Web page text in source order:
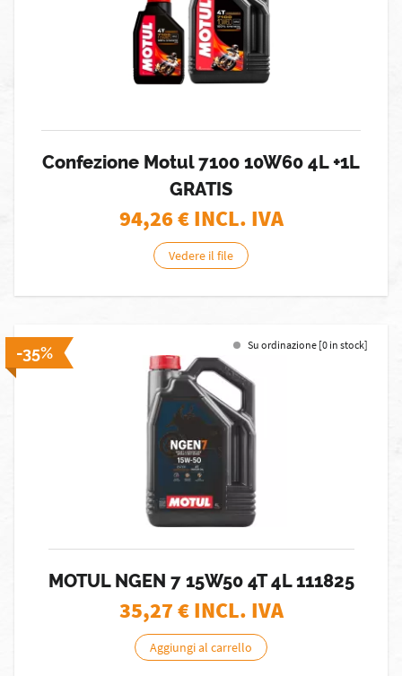
Confezione Motul 7100 10W60 4L +1L
GRATIS
94,26€ INCL. IVA
Vedere il file
-35% Su ordinazione [0 in stock]
MOTUL NGEN 7 15W50 4T 4L 111825
35,27€ INCL. IVA
Aggiungi al carrello